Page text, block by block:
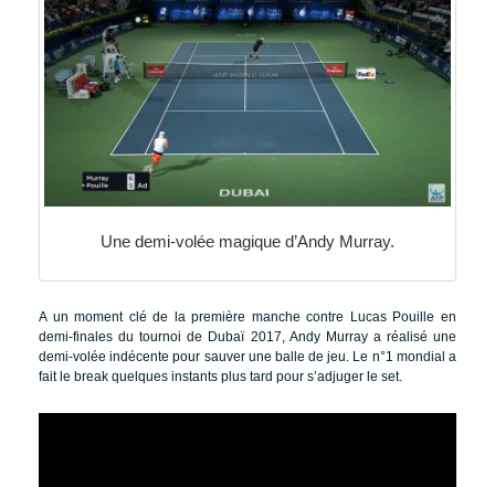
Une demi-volée magique d’Andy Murray.
A un moment clé de la première manche contre Lucas Pouille en
demi-finales du tournoi de Dubaï 2017, Andy Murray a réalisé une
demi-volée indécente pour sauver une balle de jeu. Le n°1 mondial a
fait le break quelques instants plus tard pour s’adjuger le set.